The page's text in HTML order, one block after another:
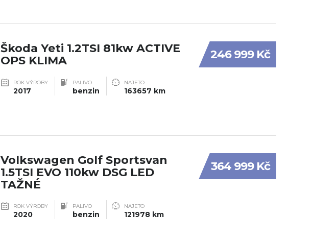
246 999 Kč
Škoda Yeti 1.2TSI 81kw ACTIVE
OPS KLIMA
ROK VÝROBY
2017
PALIVO
benzin
NAJETO
163657 km
364 999 Kč
Volkswagen Golf Sportsvan
1.5TSI EVO 110kw DSG LED
TAŽNÉ
ROK VÝROBY
2020
PALIVO
benzin
NAJETO
121978 km